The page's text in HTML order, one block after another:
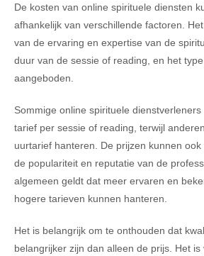
De kosten van online spirituele diensten
afhankelijk van verschillende factoren.
van de ervaring en expertise van de
duur van de sessie of reading, en het
aangeboden.
Sommige online spirituele
tarief per sessie of reading, terwijl
uurtarief hanteren. De prijzen kunnen
de populariteit en reputatie van de
algemeen geldt dat meer ervaren en
hogere tarieven kunnen hanteren.
Het is belangrijk om te onthouden dat
belangrijker zijn dan alleen de prijs. Het is